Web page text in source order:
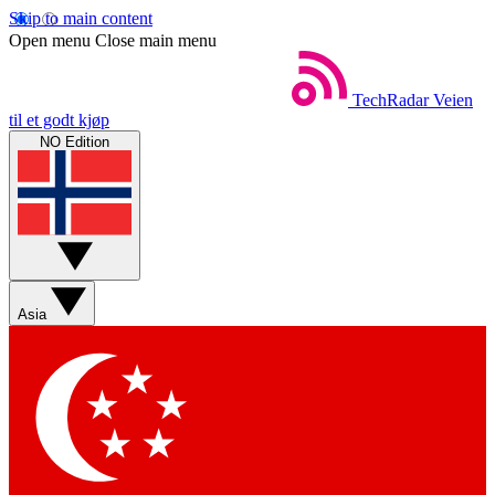
Skip to main content
Open menu Close main menu
TechRadar Veien
til et godt kjøp
NO Edition
Asia